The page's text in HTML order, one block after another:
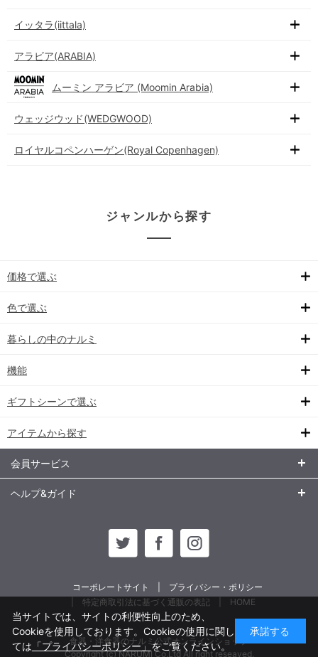
イッタラ(iittala)
アラビア(ARABIA)
ムーミン アラビア (Moomin Arabia)
ウェッジウッド(WEDGWOOD)
ロイヤルコペンハーゲン(Royal Copenhagen)
ジャンルから探す
価格で選ぶ
色で選ぶ
暮らしの中のナルミ
機能
ギフトシーンで選ぶ
アイテムから探す
会員サービス
ヘルプ&ガイド
コーポレートサイト
プライバシー・ポリシー
特定商取引法に基づく通販の表記
HOME
食器・洋食器のナルミ公式オンラインショップ
Copyright (c) NARUMI Co,Ltd All right reseaved.
当サイトでは、サイトの利便性向上のため、
Cookieを使用しております。Cookieの使用に関し
ては 「プライバシーポリシー」をご覧ください。
承諾する